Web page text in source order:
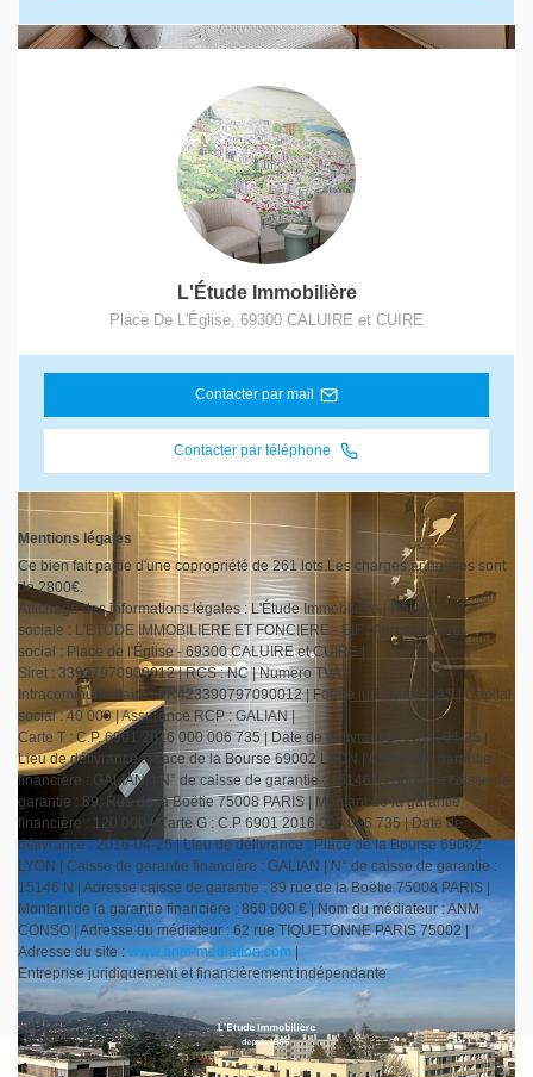
L'Étude Immobilière
Place De L'Église 69300 CALUIRE et CUIRE
Contacter par mail
Contacter par téléphone
Mentions légales
Ce bien fait partie d'une copropriété de 261 lots.Les charges annuelles sont
de 2800€.
Affichage des informations légales : L'Étude Immobilière | Raison
sociale : L'ETUDE IMMOBILIERE ET FONCIERE - EIF | Adresse siège
social : Place de l'Église - 69300 CALUIRE et CUIRE |
Siret : 33907970900012 | RCS : NC | Numero TVA
Intracommunautaire : FR423390797090012 | Forme juridique : SAS | Capital
social : 40 000 | Assurance RCP : GALIAN |
Carte T : C.P. 6901 2016 000 006 735 | Date de délivrance : 2016-04-25 |
Lieu de délivrance : Place de la Bourse 69002 LYON | Caisse de garantie
financière : GALIAN. | N° de caisse de garantie : 15146N | Adresse caisse de
garantie : 89, Rue de la Boëtie 75008 PARIS | Montant de la garantie
financière : 120 000 | Carte G : C.P 6901 2016 000 006 735 | Date de
délivrance : 2016-04-25 | Lieu de délivrance : Place de la Bourse 69002
LYON | Caisse de garantie financière : GALIAN | N° de caisse de garantie :
15146 N | Adresse caisse de garantie : 89 rue de la Boëtie 75008 PARIS |
Montant de la garantie financière : 860 000 € | Nom du médiateur : ANM
CONSO | Adresse du médiateur : 62 rue TIQUETONNE PARIS 75002 |
Adresse du site :www.anm-mediation.com
Entreprise juridiquement et financièrement indépendante